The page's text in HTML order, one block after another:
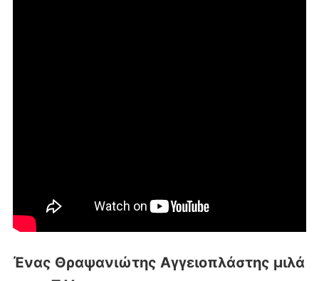
Ένας Θραψανιώτης Αγγειοπλάστης μιλά